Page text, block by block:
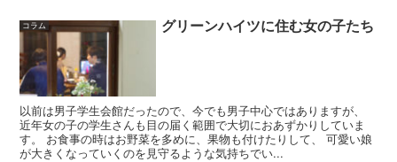
コラム グリーンハイツに住む女の子たち
以前は男子学生会館だったので、今でも男子中心ではありますが、
近年女の子の学生さんも目の届く範囲で大切におあずかりしていま
す。 お食事の時はお野菜を多めに、果物も付けたりして、 可愛い娘
が大きくなっていくのを見守るような気持ちでい...